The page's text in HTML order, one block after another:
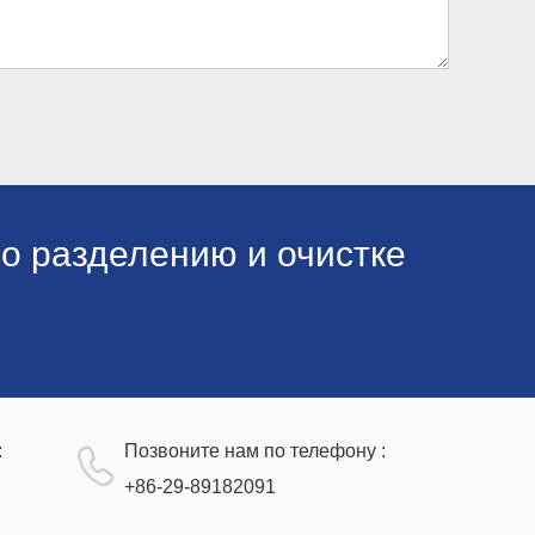
разделению и очистке
Позвоните нам по телефону :
+86-29-89182091